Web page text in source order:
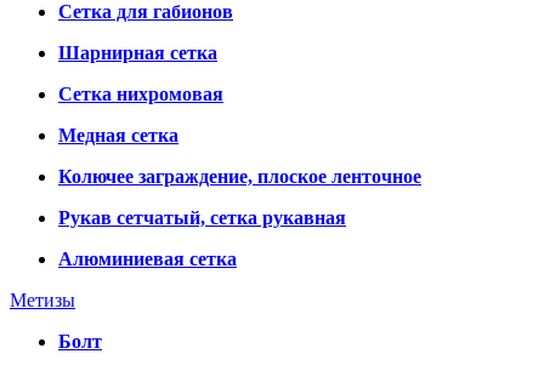
Сетка для габионов
Шарнирная сетка
Сетка нихромовая
Медная сетка
Колючее заграждение, плоское ленточное
Рукав сетчатый, сетка рукавная
Алюминиевая сетка
Метизы
Болт